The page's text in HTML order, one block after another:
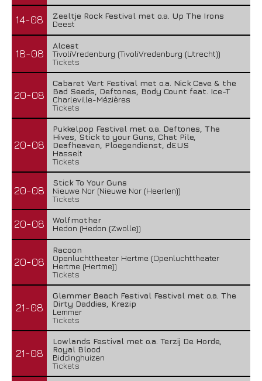
14-08
Zeeltje Rock Festival met o.a. Up The Irons
Deest
18-08
Alcest
TivoliVredenburg (TivoliVredenburg (Utrecht))
Tickets
20-08
Cabaret Vert Festival met o.a. Nick Cave & the
Bad Seeds, Deftones, Body Count feat. Ice-T
Charleville-Mézières
Tickets
20-08
Pukkelpop Festival met o.a. Deftones, The
Hives, Stick to your Guns, Chat Pile,
Deafheaven, Ploegendienst, dEUS
Hasselt
Tickets
20-08
Stick To Your Guns
Nieuwe Nor (Nieuwe Nor (Heerlen))
Tickets
20-08
Wolfmother
Hedon (Hedon (Zwolle))
20-08
Racoon
Openluchttheater Hertme (Openluchttheater
Hertme (Hertme))
Tickets
21-08
Glemmer Beach Festival Festival met o.a. The
Dirty Daddies, Krezip
Lemmer
Tickets
21-08
Lowlands Festival met o.a. Terzij De Horde,
Royal Blood
Biddinghuizen
Tickets